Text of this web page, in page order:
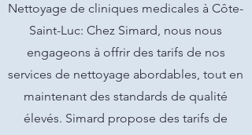
Nettoyage de cliniques medicales à Côte-
Saint-Luc: Chez Simard, nous nous
engageons à offrir des tarifs de nos
services de nettoyage abordables, tout en
maintenant des standards de qualité
élevés. Simard propose des tarifs de